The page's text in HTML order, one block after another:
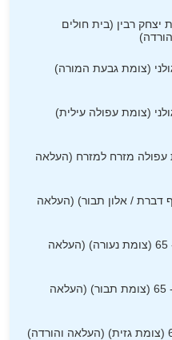
יצחק רבין (בית חולים
(צומת גבעת המורה)
(צומת עפולה עילית)
עפולה מזרח למזרח (העלאה
(מסעף דברת / אלון תבור) (העלאה
קיבוץ דוברת - 65 (צומת נעורה) (העלאה
קיבוץ עין דור - 65 (צומת תבור) (העלאה